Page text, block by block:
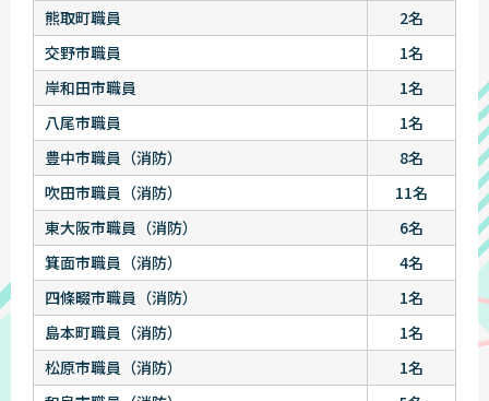
熊取町職員
2名
交野市職員
1名
岸和田市職員
1名
八尾市職員
1名
豊中市職員（消防）
8名
吹田市職員（消防）
11名
東大阪市職員（消防）
6名
箕面市職員（消防）
4名
四條畷市職員（消防）
1名
島本町職員（消防）
1名
松原市職員（消防）
1名